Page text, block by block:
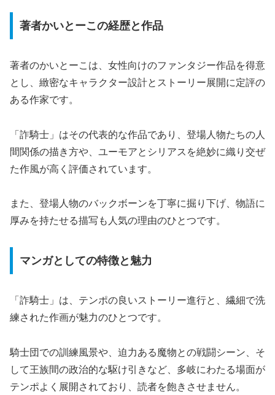
著者かいとーこの経歴と作品
著者のかいとーこは、女性向けのファンタジー作品を得意
とし、緻密なキャラクター設計とストーリー展開に定評の
ある作家です。
「詐騎士」はその代表的な作品であり、登場人物たちの人
間関係の描き方や、ユーモアとシリアスを絶妙に織り交ぜ
た作風が高く評価されています。
また、登場人物のバックボーンを丁寧に掘り下げ、物語に
厚みを持たせる描写も人気の理由のひとつです。
マンガとしての特徴と魅力
「詐騎士」は、テンポの良いストーリー進行と、繊細で洗
練された作画が魅力のひとつです。
騎士団での訓練風景や、迫力ある魔物との戦闘シーン、そ
して王族間の政治的な駆け引きなど、多岐にわたる場面が
テンポよく展開されており、読者を飽きさせません。